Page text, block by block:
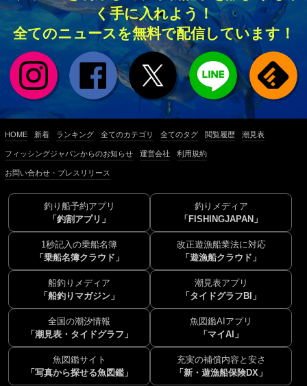
く手に入れよう！
全てのニュースを無料で配信しています！
HOME 新着 ランキング 全てのカテゴリ 全てのタグ 閲覧履歴 潮見表
フィッシングジャパンからのお知らせ 運営会社 利用規約
お問い合わせ・プレスリリース
釣り船予約アプリ
「釣割アプリ」
釣りメディア
「FISHINGJAPAN」
1秒記入の乗船名簿
「乗船名簿クラウド」
改正遊漁船業法に対応
「遊漁船クラウド」
船釣りメディア
「船釣りマガジン」
潮見表アプリ
「タイドグラフBI」
全国の潮汐情報
「潮見表・タイドグラフ」
魚図鑑AIアプリ
「マイAI」
魚図鑑サイト
「写真から探せる魚図鑑」
充実の補償内容と安さ
「新・遊漁船保険DX」